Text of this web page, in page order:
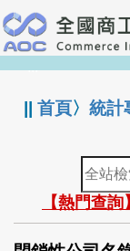
跳
到
主
要
:::
||首頁〉統計
全
站
檢
索
【熱門查